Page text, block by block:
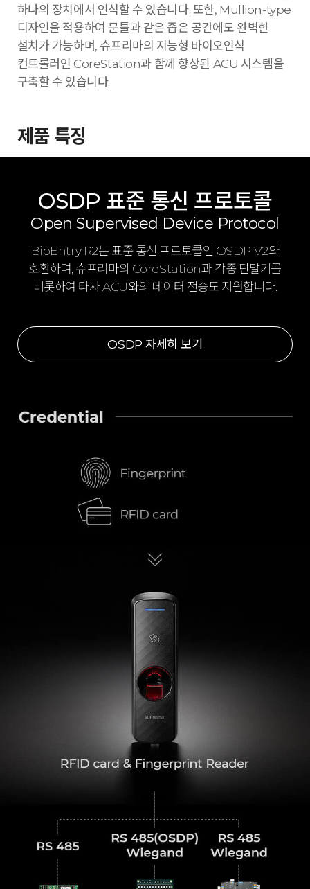
하나의 장치에서 인식할 수 있습니다. 또한, Mullion-type
디자인을 적용하여 문틀과 같은 좁은 공간에도 완벽한
설치가 가능하며, 슈프리마의 지능형 바이오인식
컨트롤러인 CoreStation과 함께 향상된 ACU 시스템을
구축할 수 있습니다.
제품 특징
OSDP 표준 통신 프로토콜
Open Supervised Device Protocol
BioEntry R2는 표준 통신 프로토콜인 OSDP V2와
호환하며, 슈프리마의 CoreStation과 각종 단말기를
비롯하여 타사 ACU와의 데이터 전송도 지원합니다.
OSDP 자세히 보기